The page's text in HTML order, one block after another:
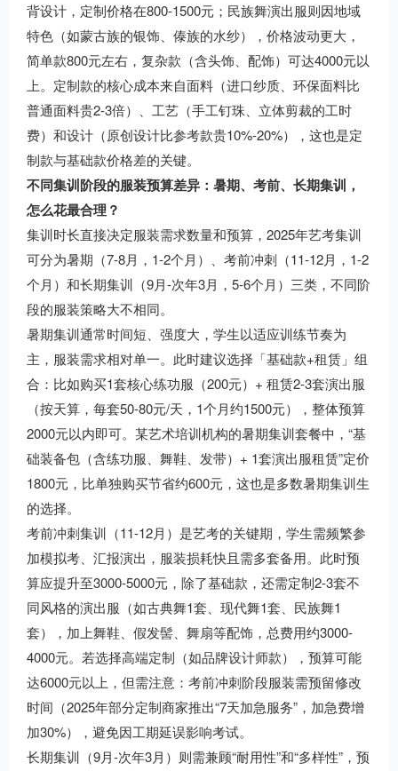
背设计，定制价格在800-1500元；民族舞演出服则因地域
特色（如蒙古族的银饰、傣族的水纱），价格波动更大，
简单款800元左右，复杂款（含头饰、配饰）可达4000元以
上。定制款的核心成本来自面料（进口纱质、环保面料比
普通面料贵2-3倍）、工艺（手工钉珠、立体剪裁的工时
费）和设计（原创设计比参考款贵10%-20%），这也是定
制款与基础款价格差的关键。
不同集训阶段的服装预算差异：暑期、考前、长期集训，
怎么花最合理？
集训时长直接决定服装需求数量和预算，2025年艺考集训
可分为暑期（7-8月，1-2个月）、考前冲刺（11-12月，1-2
个月）和长期集训（9月-次年3月，5-6个月）三类，不同阶
段的服装策略大不相同。
暑期集训通常时间短、强度大，学生以适应训练节奏为
主，服装需求相对单一。此时建议选择「基础款+租赁」组
合：比如购买1套核心练功服（200元）+ 租赁2-3套演出服
（按天算，每套50-80元/天，1个月约1500元），整体预算
2000元以内即可。某艺术培训机构的暑期集训套餐中，“基
础装备包（含练功服、舞鞋、发带）+ 1套演出服租赁”定价
1800元，比单独购买节省约600元，这也是多数暑期集训生
的选择。
考前冲刺集训（11-12月）是艺考的关键期，学生需频繁参
加模拟考、汇报演出，服装损耗快且需多套备用。此时预
算应提升至3000-5000元，除了基础款，还需定制2-3套不
同风格的演出服（如古典舞1套、现代舞1套、民族舞1
套），加上舞鞋、假发髻、舞扇等配饰，总费用约3000-
4000元。若选择高端定制（如品牌设计师款），预算可能
达6000元以上，但需注意：考前冲刺阶段服装需预留修改
时间（2025年部分定制商家推出“7天加急服务”，加急费增
加30%），避免因工期延误影响考试。
长期集训（9月-次年3月）则需兼顾“耐用性”和“多样性”，预